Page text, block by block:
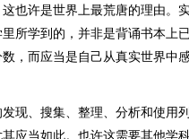
也许是世界上最荒唐的理由。
所学到的，并非是背诵书本上
，而应当是自己从真实世界中
、搜集、整理、分析和使用
应当如此。也许这需要其他学